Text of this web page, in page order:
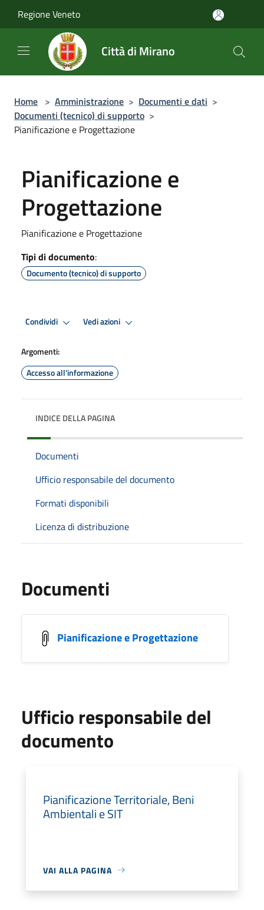
Regione Veneto
Città di Mirano
Home > Amministrazione > Documenti e dati >
Documenti (tecnico) di supporto >
Pianificazione e Progettazione
Pianificazione e
Progettazione
Pianificazione e Progettazione
Tipi di documento:
Documento (tecnico) di supporto
Condividi Vedi azioni
Argomenti:
Accesso all'informazione
INDICE DELLA PAGINA
Documenti
Ufficio responsabile del documento
Formati disponibili
Licenza di distribuzione
Documenti
Pianificazione e Progettazione
Ufficio responsabile del
documento
Pianificazione Territoriale, Beni
Ambientali e SIT
VAI ALLA PAGINA